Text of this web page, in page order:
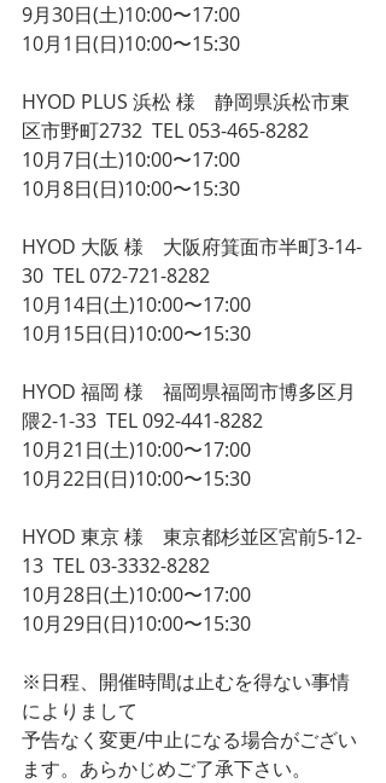
9月30日(土)10:00〜17:00
10月1日(日)10:00〜15:30
HYOD PLUS 浜松 様　静岡県浜松市東
区市野町2732  TEL 053-465-8282
10月7日(土)10:00〜17:00
10月8日(日)10:00〜15:30
HYOD 大阪 様　大阪府箕面市半町3-14-
30  TEL 072-721-8282
10月14日(土)10:00〜17:00
10月15日(日)10:00〜15:30
HYOD 福岡 様　福岡県福岡市博多区月
隈2-1-33  TEL 092-441-8282
10月21日(土)10:00〜17:00
10月22日(日)10:00〜15:30
HYOD 東京 様　東京都杉並区宮前5-12-
13  TEL 03-3332-8282
10月28日(土)10:00〜17:00
10月29日(日)10:00〜15:30
※日程、開催時間は止むを得ない事情
によりまして
予告なく変更/中止になる場合がござい
ます。あらかじめご了承下さい。